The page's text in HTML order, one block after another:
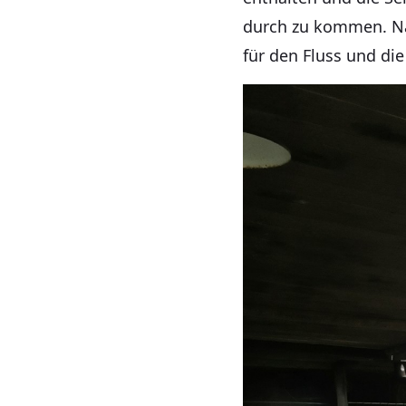
durch zu kommen.
für den Fluss und